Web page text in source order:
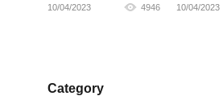
10/04/2023 4946 10/04/2023
Category